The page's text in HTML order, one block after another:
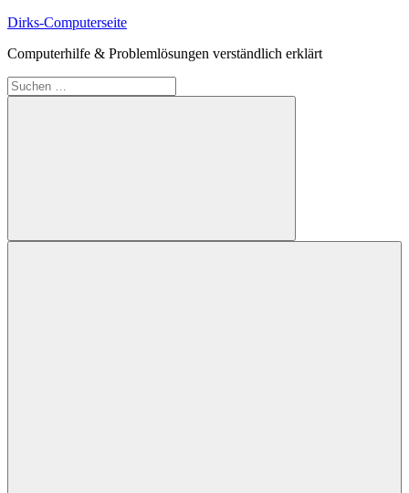
Zum
springen
Dirks-Computerseite
Computerhilfe & Problemlösungen verständlich erklärt
Suchen
nach:
Suchen